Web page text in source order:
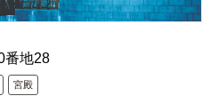
番地28
宮殿